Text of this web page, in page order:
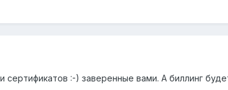
сертификатов :-) заверенные вами. А биллинг